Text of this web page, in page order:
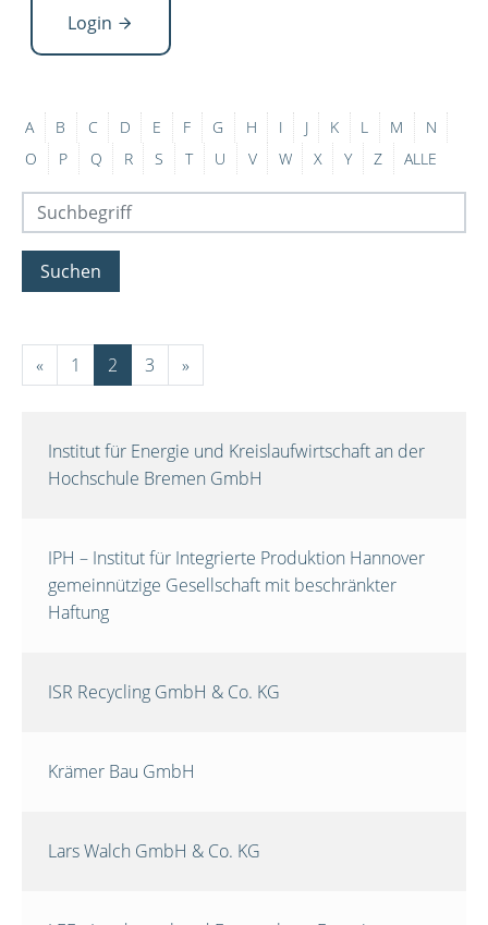
Login
A B C D E F G H I J K L M
N
O
P Q R S T U V W X Y Z ALLE
Suchen
« 1 2 3 »
Institut für Energie und Kreislaufwirtschaft an der
Hochschule Bremen GmbH
IPH – Institut für Integrierte Produktion Hannover
gemeinnützige Gesellschaft mit beschränkter
Haftung
ISR Recycling GmbH & Co. KG
Krämer Bau GmbH
Lars Walch GmbH & Co. KG